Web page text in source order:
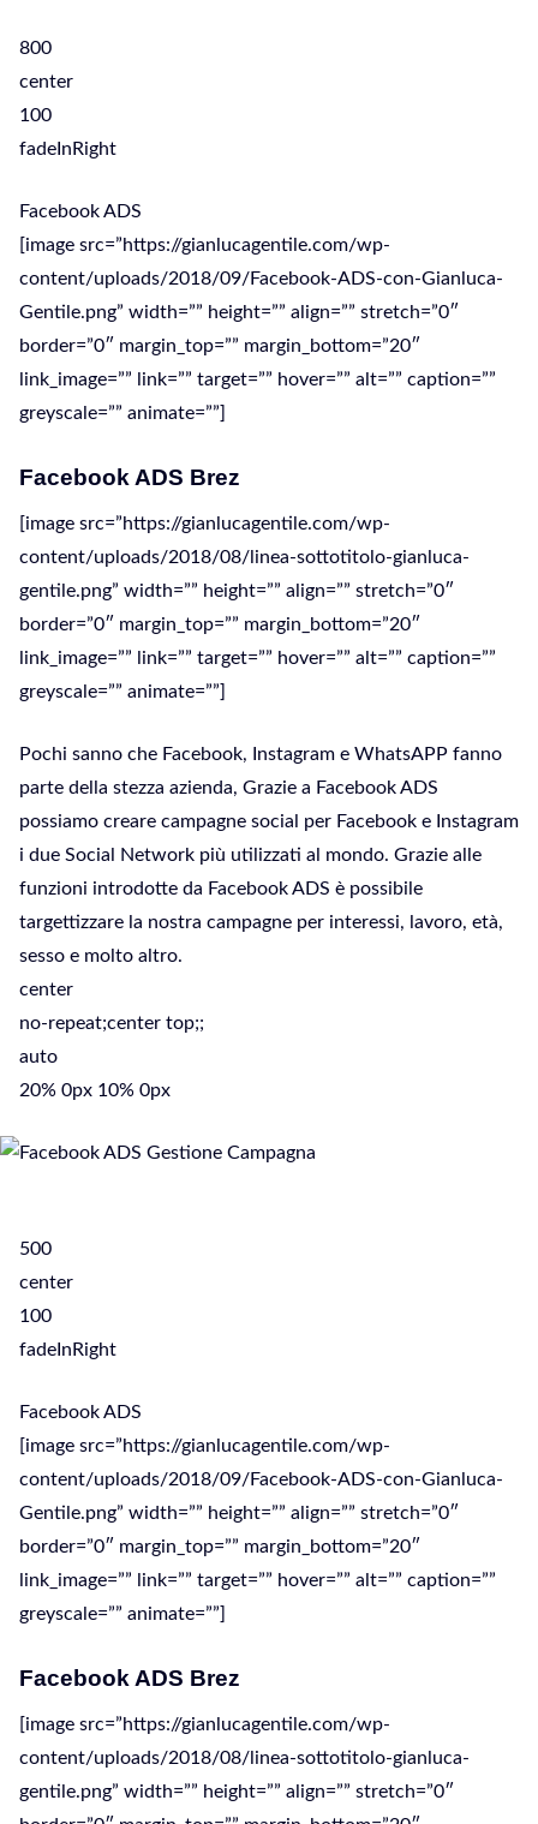
800
center
100
fadeInRight
Facebook ADS
[image src=”https://gianlucagentile.com/wp-
content/uploads/2018/09/Facebook-ADS-con-Gianluca-
Gentile.png” width=”” height=”” align=”” stretch=”0″
border=”0″ margin_top=”” margin_bottom=”20″
link_image=”” link=”” target=”” hover=”” alt=”” caption=””
greyscale=”” animate=””]
Facebook ADS Brez
[image src=”https://gianlucagentile.com/wp-
content/uploads/2018/08/linea-sottotitolo-gianluca-
gentile.png” width=”” height=”” align=”” stretch=”0″
border=”0″ margin_top=”” margin_bottom=”20″
link_image=”” link=”” target=”” hover=”” alt=”” caption=””
greyscale=”” animate=””]
Pochi sanno che Facebook, Instagram e WhatsAPP fanno
parte della stezza azienda, Grazie a Facebook ADS
possiamo creare campagne social per Facebook e Instagram
i due Social Network più utilizzati al mondo. Grazie alle
funzioni introdotte da Facebook ADS è possibile
targettizzare la nostra campagne per interessi, lavoro, età,
sesso e molto altro.
center
no-repeat;center top;;
auto
20% 0px 10% 0px
500
center
100
fadeInRight
Facebook ADS
[image src=”https://gianlucagentile.com/wp-
content/uploads/2018/09/Facebook-ADS-con-Gianluca-
Gentile.png” width=”” height=”” align=”” stretch=”0″
border=”0″ margin_top=”” margin_bottom=”20″
link_image=”” link=”” target=”” hover=”” alt=”” caption=””
greyscale=”” animate=””]
Facebook ADS Brez
[image src=”https://gianlucagentile.com/wp-
content/uploads/2018/08/linea-sottotitolo-gianluca-
gentile.png” width=”” height=”” align=”” stretch=”0″